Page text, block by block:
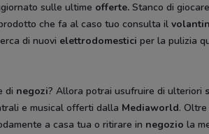
sulle ultime offerte. Stanco di
che fa al caso tuo consulta il
di nuovi elettrodomestici per la pulizia
di negozi? Allora potrai usufruire di ulteriori
e musical offerti dalla Mediaworld.
a casa tua o ritirare in negozio la